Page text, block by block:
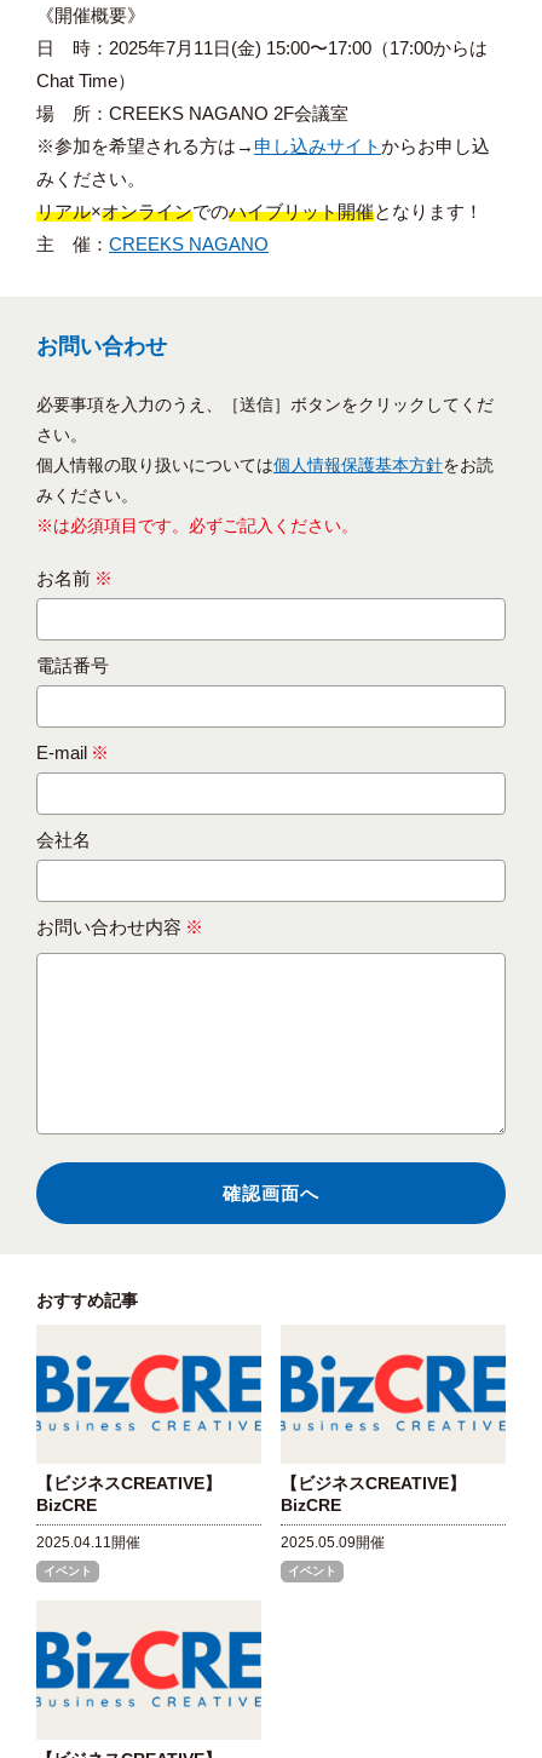
《開催概要》
日 時：2025年7月11日(金) 15:00〜17:00（17:00からは
Chat Time）
場 所：CREEKS NAGANO 2F会議室
※参加を希望される方は→ 申し込みサイトからお申し込
みください。
リアル×オンラインでのハイブリット開催となります！
主 催： CREEKS NAGANO
お問い合わせ
必要事項を入力のうえ、［送信］ボタンをクリックしてくだ
さい。
個人情報の取り扱いについては個人情報保護基本方針をお読
みください。
※は必須項目です。必ずご記入ください。
お名前 ※
電話番号
E-mail ※
会社名
お問い合わせ内容 ※
おすすめ記事
【ビジネスCREATIVE】
BizCRE
2025.04.11開催
イベント
【ビジネスCREATIVE】
BizCRE
2025.05.09開催
イベント